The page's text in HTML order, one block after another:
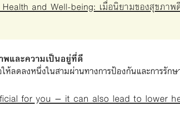
and Well-being: เมื่อนิยามของสุขภาพ
พและความเป็นอยู่ที่ดี
ห้ลดลงหนึ่งในสามผ่านทางการป้องกันและการรั
for you – it can also lead to lower